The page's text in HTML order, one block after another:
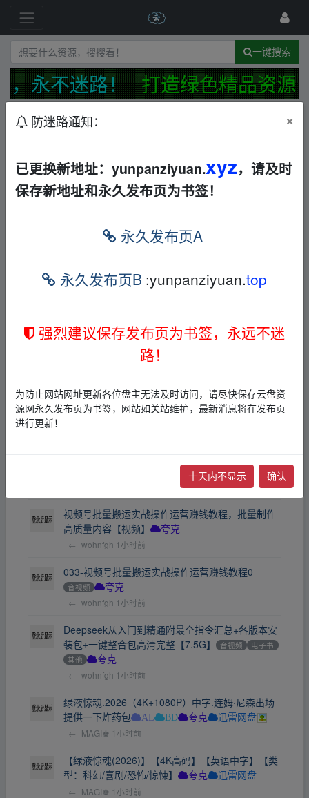
一键搜索
永不迷路！ 打造绿色精品资源
最新 精华 发布规范
网站【反馈】【建议】【投诉】综合接受处理帖
📢
← 13477835830 18天前
黑马DeepSeek2025AI+新媒体搞钱指南 电子书
【学习资料】DeepSeek资料（包含ai工具课，ai生
成PPT，写小说指令等）【夸克网盘】
DeepSeek+AI搞钱指令库/ 文档 电子书 其他
夸
视频号批量搬运实战赚钱教程 音视频 其他 夸克
视频号批量搬运实战操作运营赚钱教程，批量制作
高质量内容【视频】
夸克
← wohnfgh 1小时前
033-视频号批量搬运实战操作运营赚钱教程0
音视频 夸克
← wohnfgh 1小时前
Deepseek从入门到精通附最全指令汇总+各版本安
装包+一键整合包高清完整【7.5G】
音视频
电子书
其他
夸克
← wohnfgh 1小时前
绿液惊魂.2026（4K+1080P）中字.连姆·尼森出场
提供一下炸药包
AL BD 夸克 迅雷网盘
← MAGI♚ 1小时前
【绿液惊魂(2026)】【4K高码】【英语中字】【类
型：科幻/喜剧/恐怖/惊悚】
夸克 迅雷网盘
← MAGI♚ 1小时前
防迷路通知： ×
已更换新地址：yunpanziyuan.xyz，请及时
保存新地址和永久发布页为书签！
永久发布页A
永久发布页B :yunpanziyuan.top
强烈建议保存发布页为书签，永远不迷
路！
为防止网站网址更新各位盘主无法及时访问，请尽快保存云盘资
源网永久发布页为书签，网站如关站维护，最新消息将在发布页
进行更新！
十天内不显示 确认